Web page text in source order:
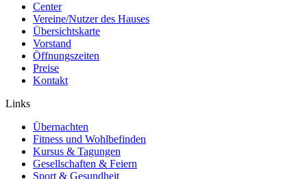
Center
Vereine/Nutzer des Hauses
Übersichtskarte
Vorstand
Öffnungszeiten
Preise
Kontakt
Links
Übernachten
Fitness und Wohlbefinden
Kursus & Tagungen
Gesellschaften & Feiern
Sport & Gesundheit